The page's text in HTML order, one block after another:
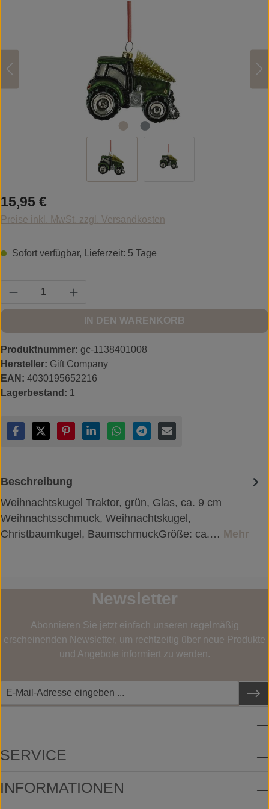
Regulärer Preis:
15,95 €
Preise inkl. MwSt. zzgl. Versandkosten
Sofort verfügbar, Lieferzeit: 5 Tage
Produkt Anzahl: Gib den gewünschten Wert
IN DEN WARENKORB
Produktnummer: gc-1138401008
Hersteller: Gift Company
EAN: 4030195652216
Lagerbestand: 1
Beschreibung
Weihnachtskugel Traktor, grün, Glas, ca. 9 cm
Weihnachtsschmuck, Weihnachtskugel,
Christbaumkugel, BaumschmuckGröße: ca.… Mehr
Newsletter
Abonnieren Sie jetzt einfach unseren regelmäßig
erscheinenden Newsletter, um rechtzeitig über neue Produkte
und Angebote informiert zu werden.
SERVICE
INFORMATIONEN